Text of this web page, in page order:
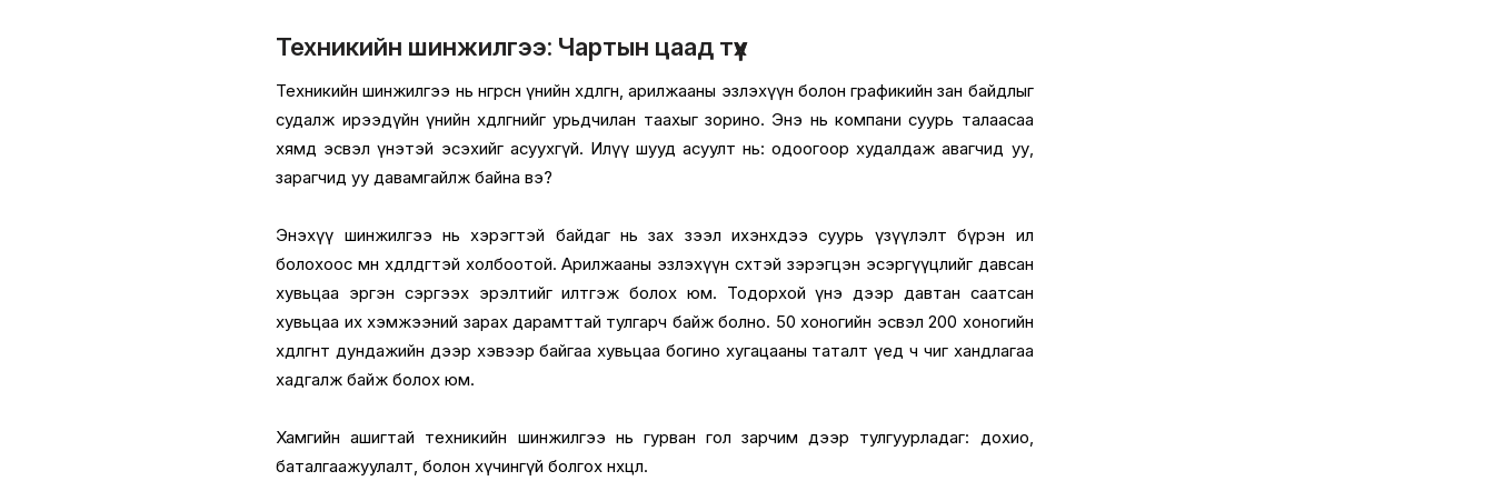
Техникийн шинжилгээ: Чартын цаад түүх
Техникийн шинжилгээ нь өнгөрсөн үнийн хөдөлгөөн, арилжааны эзлэхүүн болон графикийн зан байдлыг
судалж ирээдүйн үнийн хөдөлгөөнийг урьдчилан таахыг зорино. Энэ нь компани суурь талаасаа
хямд эсвэл үнэтэй эсэхийг асуухгүй. Илүү шууд асуулт нь: одоогоор худалдаж авагчид уу,
зарагчид уу давамгайлж байна вэ?
Энэхүү шинжилгээ нь хэрэгтэй байдаг нь зах зээл ихэнхдээ суурь үзүүлэлт бүрэн ил
болохоос өмнө хөдөлдөгтэй холбоотой. Арилжааны эзлэхүүн өсөхтэй зэрэгцэн эсэргүүцлийг давсан
хувьцаа эргэн сэргээх эрэлтийг илтгэж болох юм. Тодорхой үнэ дээр давтан саатсан
хувьцаа их хэмжээний зарах дарамттай тулгарч байж болно. 50 хоногийн эсвэл 200 хоногийн
хөдөлгөөнт дундажийн дээр хэвээр байгаа хувьцаа богино хугацааны таталт үед ч чиг хандлагаа
хадгалж байж болох юм.
Хамгийн ашигтай техникийн шинжилгээ нь гурван гол зарчим дээр тулгуурладаг: дохио,
баталгаажуулалт, болон хүчингүй болгох нөхцөл.